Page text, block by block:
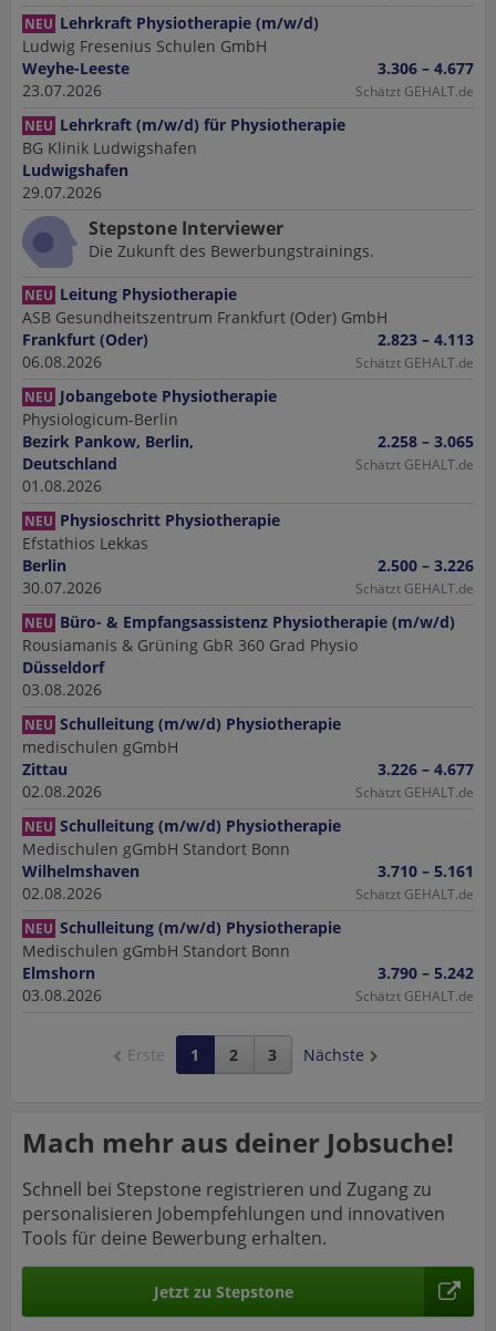
NEU Lehrkraft Physiotherapie (m/w/d)
Ludwig Fresenius Schulen GmbH
Weyhe-Leeste
23.07.2026
3.306 – 4.677
Schätzt GEHALT.de
NEU Lehrkraft (m/w/d) für Physiotherapie
BG Klinik Ludwigshafen
Ludwigshafen
29.07.2026
Stepstone Interviewer
Die Zukunft des Bewerbungstrainings.
NEU Leitung Physiotherapie
ASB Gesundheitszentrum Frankfurt (Oder) GmbH
Frankfurt (Oder)
06.08.2026
2.823 – 4.113
Schätzt GEHALT.de
NEU Jobangebote Physiotherapie
Physiologicum-Berlin
Bezirk Pankow, Berlin,
Deutschland
01.08.2026
2.258 – 3.065
Schätzt GEHALT.de
NEU Physioschritt Physiotherapie
Efstathios Lekkas
Berlin
30.07.2026
2.500 – 3.226
Schätzt GEHALT.de
NEU Büro- & Empfangsassistenz Physiotherapie (m/w/d)
Rousiamanis & Grüning GbR 360 Grad Physio
Düsseldorf
03.08.2026
NEU Schulleitung (m/w/d) Physiotherapie
medischulen gGmbH
Zittau
02.08.2026
3.226 – 4.677
Schätzt GEHALT.de
NEU Schulleitung (m/w/d) Physiotherapie
Medischulen gGmbH Standort Bonn
Wilhelmshaven
02.08.2026
3.710 – 5.161
Schätzt GEHALT.de
NEU Schulleitung (m/w/d) Physiotherapie
Medischulen gGmbH Standort Bonn
Elmshorn
03.08.2026
3.790 – 5.242
Schätzt GEHALT.de
Erste 1 2 3 Nächste
Mach mehr aus deiner Jobsuche!
Schnell bei Stepstone registrieren und Zugang zu
personalisieren Jobempfehlungen und innovativen
Tools für deine Bewerbung erhalten.
Jetzt zu Stepstone